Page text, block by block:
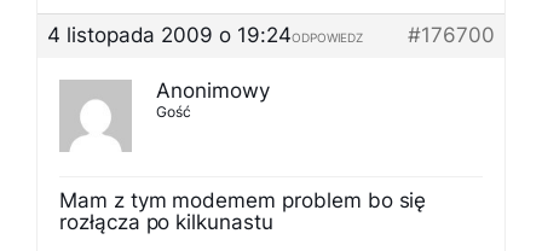
4 listopada 2009 o 19:24
#176700
ODPOWIEDZ
Anonimowy
Gość
Mam z tym modemem problem bo się
rozłącza po kilkunastu